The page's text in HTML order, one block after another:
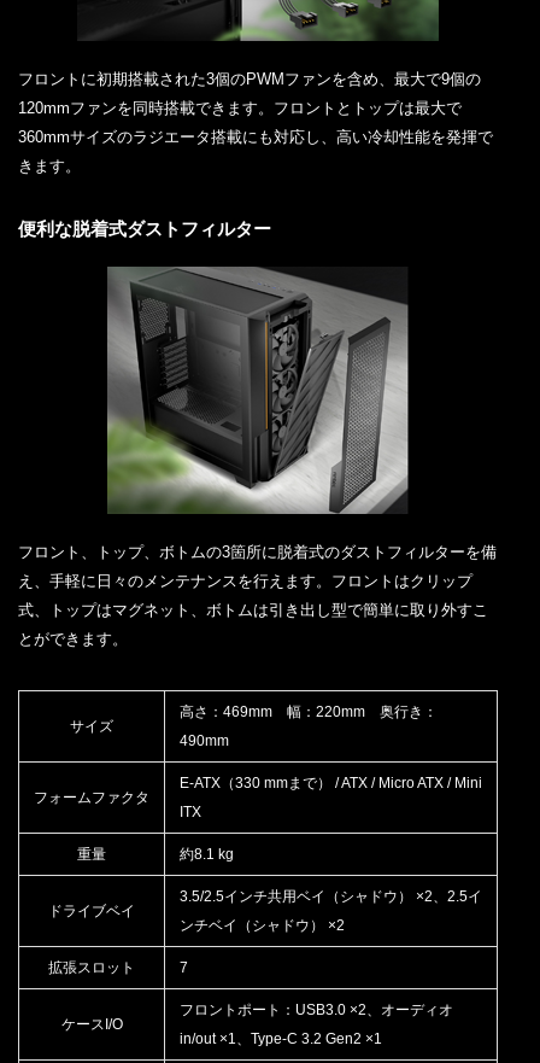
フロントに初期搭載された3個のPWMファンを含め、最大で9個の
120mmファンを同時搭載できます。フロントとトップは最大で
360mmサイズのラジエータ搭載にも対応し、高い冷却性能を発揮で
きます。
便利な脱着式ダストフィルター
フロント、トップ、ボトムの3箇所に脱着式のダストフィルターを備
え、手軽に日々のメンテナンスを行えます。フロントはクリップ
式、トップはマグネット、ボトムは引き出し型で簡単に取り外すこ
とができます。
サイズ
高さ：469mm 幅：220mm 奥行き：
490mm
フォームファクタ
E-ATX（330 mmまで） / ATX / Micro ATX / Mini
ITX
重量 約8.1 kg
ドライブベイ
3.5/2.5インチ共用ベイ（シャドウ） ×2、2.5イ
ンチベイ（シャドウ） ×2
拡張スロット 7
ケースI/O
フロントポート：USB3.0 ×2、オーディオ
in/out ×1、Type-C 3.2 Gen2 ×1